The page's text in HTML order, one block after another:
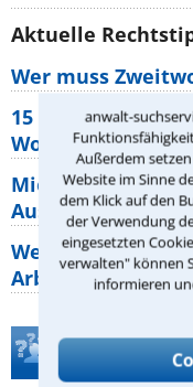
anwalt-
Außerdem
Website im Sinne
dem Klick auf den
der Verwendung
eingesetzten
verwalten" können
informieren
Aktuelle
Wer muss
15 elementare
Mietpreisbremse
Ausnahmen und
Welche Regeln
Arbeitszeit